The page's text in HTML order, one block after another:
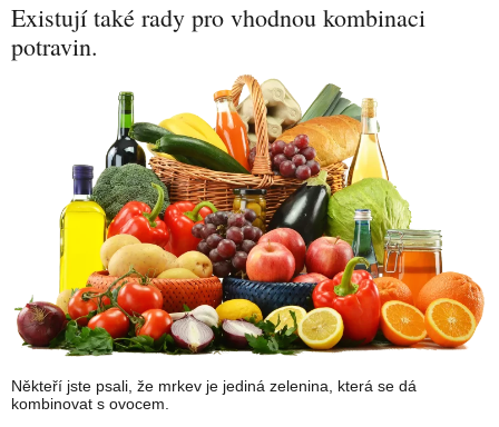
Existují také rady pro vhodnou kombinaci
potravin.
Někteří jste psali, že mrkev je jediná zelenina, která se dá
kombinovat s ovocem.